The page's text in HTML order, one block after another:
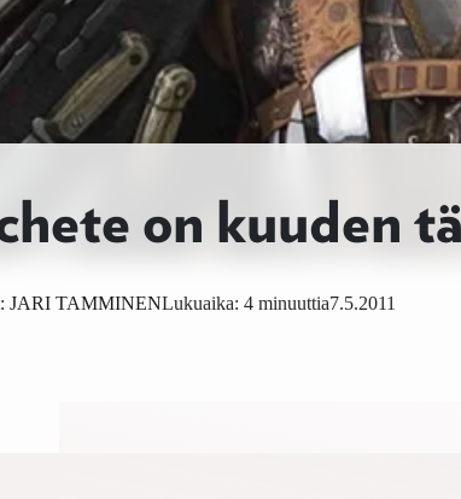
on kuuden
7.5.2011
JARI TAMMINENLukuaika: 4 minuuttia